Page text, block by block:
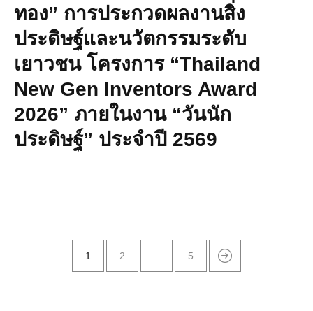
ทอง” การประกวดผลงานสิ่ง
ประดิษฐ์และนวัตกรรมระดับ
เยาวชน โครงการ “Thailand
New Gen Inventors Award
2026” ภายในงาน “วันนัก
ประดิษฐ์” ประจำปี 2569
1 2 5